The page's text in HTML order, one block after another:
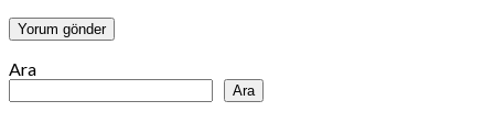
Ara
Ara